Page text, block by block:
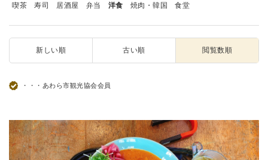
喫茶
寿司 居酒屋 弁当 洋食 焼肉・韓国 食堂
新しい順 古い順 閲覧数順
・・・あわら市観光協会会員